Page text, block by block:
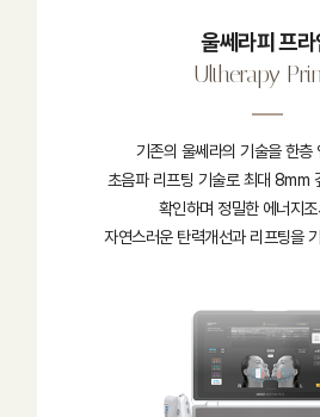
울쎄라피 프라
Ultherapy
기존의 울쎄라의 기술을 한층
초음파 리프팅 기술로 최대 8mm
확인하며 정밀한 에너지
자연스러운 탄력개선과 리프팅을